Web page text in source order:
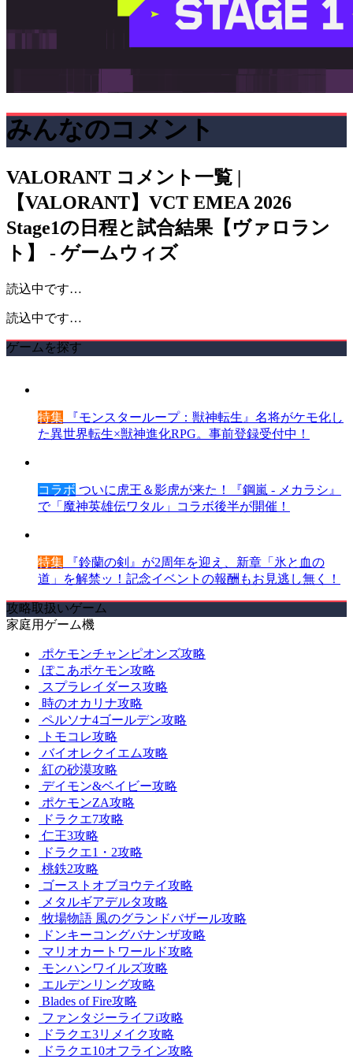
みんなのコメント
VALORANT コメント一覧 |
【VALORANT】VCT EMEA 2026
Stage1の日程と試合結果【ヴァロラン
ト】 - ゲームウィズ
読込中です…
読込中です…
ゲームを探す
特集 『モンスターループ：獣神転生』名将がケモ化し
た異世界転生×獣神進化RPG。事前登録受付中！
コラボ ついに虎王＆影虎が来た！『鋼嵐 - メカラシ』
で「魔神英雄伝ワタル」コラボ後半が開催！
特集 『鈴蘭の剣』が2周年を迎え、新章「氷と血の
道」を解禁ッ！記念イベントの報酬もお見逃し無く！
攻略取扱いゲーム
家庭用ゲーム機
ポケモンチャンピオンズ攻略
ぽこあポケモン攻略
スプラレイダース攻略
時のオカリナ攻略
ペルソナ4ゴールデン攻略
トモコレ攻略
バイオレクイエム攻略
紅の砂漠攻略
デイモン&ベイビー攻略
ポケモンZA攻略
ドラクエ7攻略
仁王3攻略
ドラクエ1・2攻略
桃鉄2攻略
ゴーストオブヨウテイ攻略
メタルギアデルタ攻略
牧場物語 風のグランドバザール攻略
ドンキーコングバナンザ攻略
マリオカートワールド攻略
モンハンワイルズ攻略
エルデンリング攻略
Blades of Fire攻略
ファンタジーライフi攻略
ドラクエ3リメイク攻略
ドラクエ10オフライン攻略